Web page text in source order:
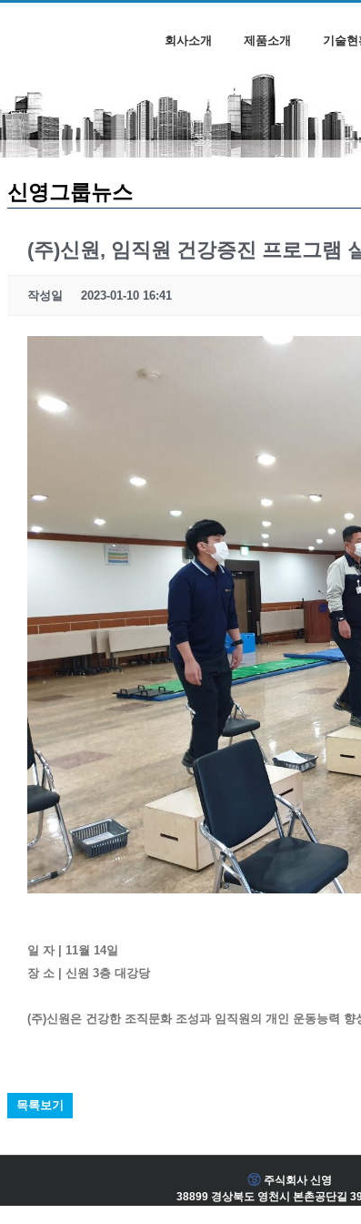
회사소개 제품소개 기술현
신영그룹뉴스
(주)신원, 임직원 건강증진 프로그램
작성일 2023-01-10 16:41
일 자 | 11월 14일
장 소 | 신원 3층 대강당
(주)신원은 건강한 조직문화 조성과 임직원의 개인 운동능력
목록보기
주식회사 신영
38899 경상북도 영천시 본촌공단길